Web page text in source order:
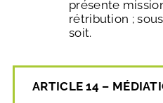
présente
rétribution ;
soit.
ARTICLE 14 –